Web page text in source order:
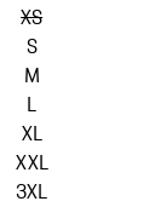
XS
S
M
L
XL
XXL
3XL